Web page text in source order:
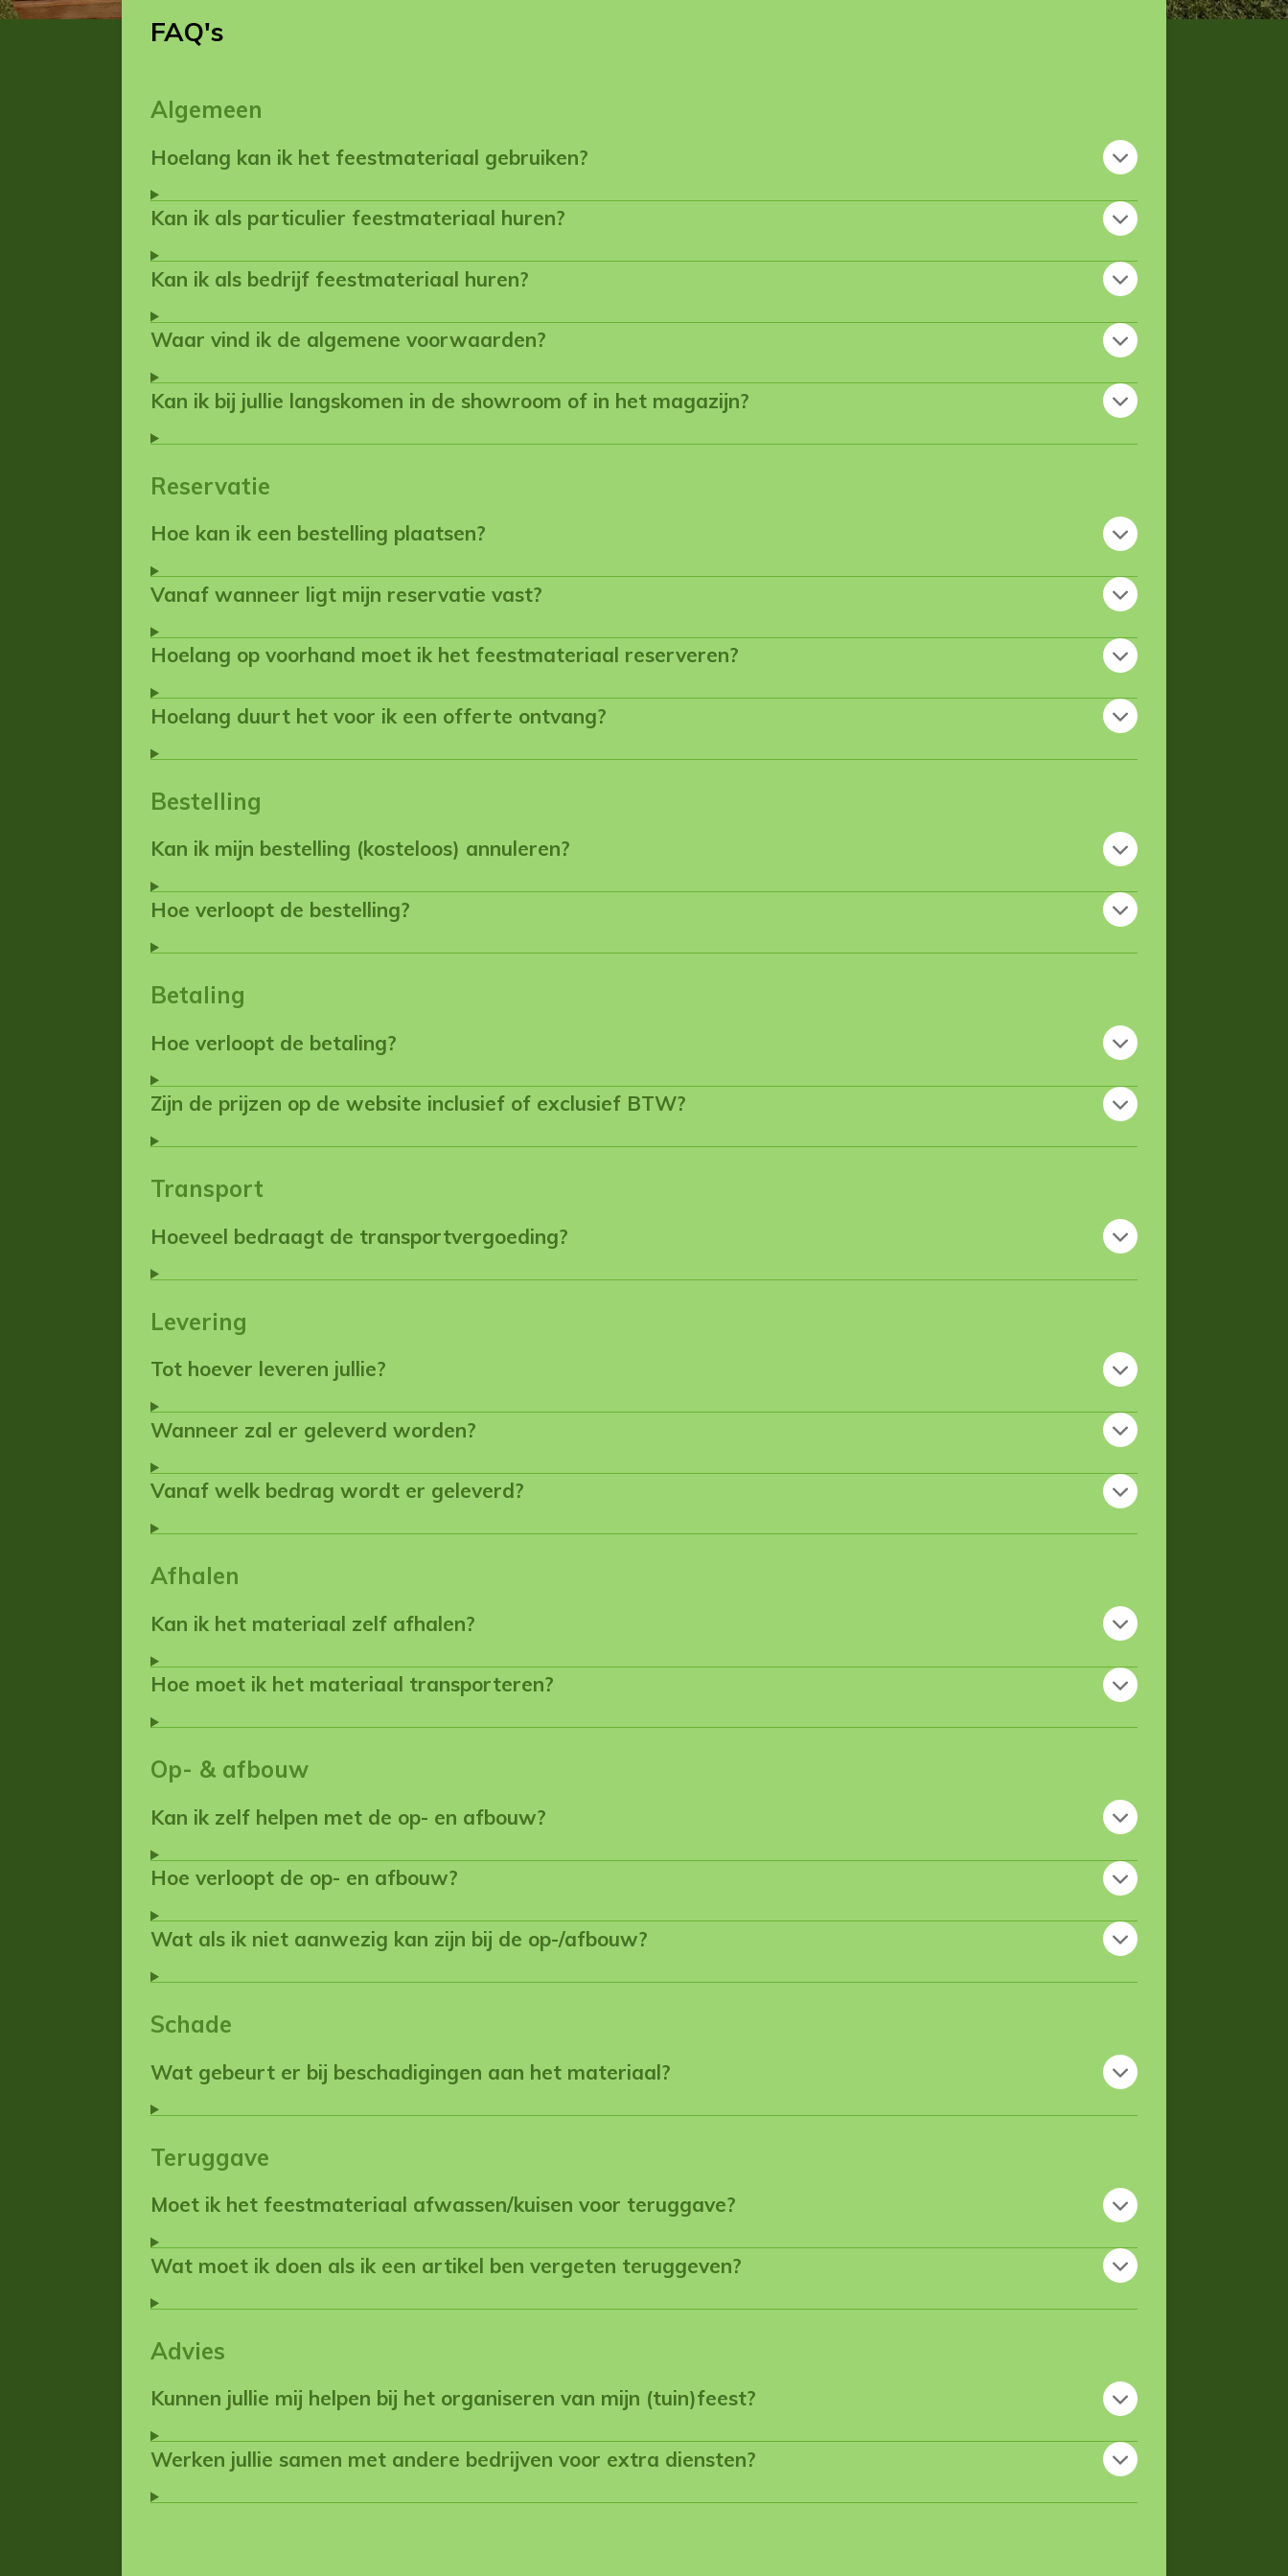
FAQ's
Algemeen
Hoelang kan ik het feestmateriaal gebruiken?
Kan ik als particulier feestmateriaal huren?
Kan ik als bedrijf feestmateriaal huren?
Waar vind ik de algemene voorwaarden?
Kan ik bij jullie langskomen in de showroom of in het magazijn?
Reservatie
Hoe kan ik een bestelling plaatsen?
Vanaf wanneer ligt mijn reservatie vast?
Hoelang op voorhand moet ik het feestmateriaal reserveren?
Hoelang duurt het voor ik een offerte ontvang?
Bestelling
Kan ik mijn bestelling (kosteloos) annuleren?
Hoe verloopt de bestelling?
Betaling
Hoe verloopt de betaling?
Zijn de prijzen op de website inclusief of exclusief BTW?
Transport
Hoeveel bedraagt de transportvergoeding?
Levering
Tot hoever leveren jullie?
Wanneer zal er geleverd worden?
Vanaf welk bedrag wordt er geleverd?
Afhalen
Kan ik het materiaal zelf afhalen?
Hoe moet ik het materiaal transporteren?
Op- & afbouw
Kan ik zelf helpen met de op- en afbouw?
Hoe verloopt de op- en afbouw?
Wat als ik niet aanwezig kan zijn bij de op-/afbouw?
Schade
Wat gebeurt er bij beschadigingen aan het materiaal?
Teruggave
Moet ik het feestmateriaal afwassen/kuisen voor teruggave?
Wat moet ik doen als ik een artikel ben vergeten teruggeven?
Advies
Kunnen jullie mij helpen bij het organiseren van mijn (tuin)feest?
Werken jullie samen met andere bedrijven voor extra diensten?